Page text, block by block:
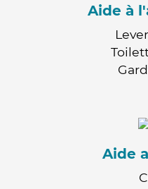
Aide à
Aide